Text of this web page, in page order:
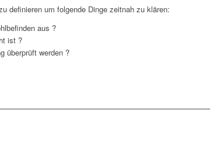
definieren um folgende Dinge zeitnah zu klären:
aus ?
ist ?
überprüft werden ?